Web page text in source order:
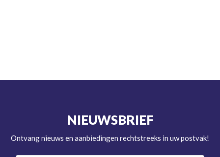
NIEUWSBRIEF
Ontvang nieuws en aanbiedingen rechtstreeks in uw postvak!